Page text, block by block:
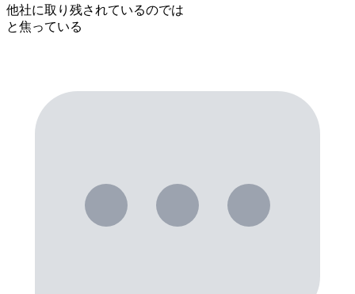
他社に取り残されているのでは
と焦っている